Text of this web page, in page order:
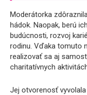
Moderátorka
hádok. Naopak, berú
budúcnosti, rozvoj
rodinu. Vďaka tomuto
realizovať sa aj
charitatívnych
Jej otvorenosť